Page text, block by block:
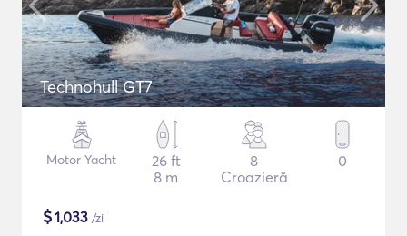
Technohull GT7
Motor Yacht
26 ft
8 m
8
Croazieră
0
$1,033 /zi